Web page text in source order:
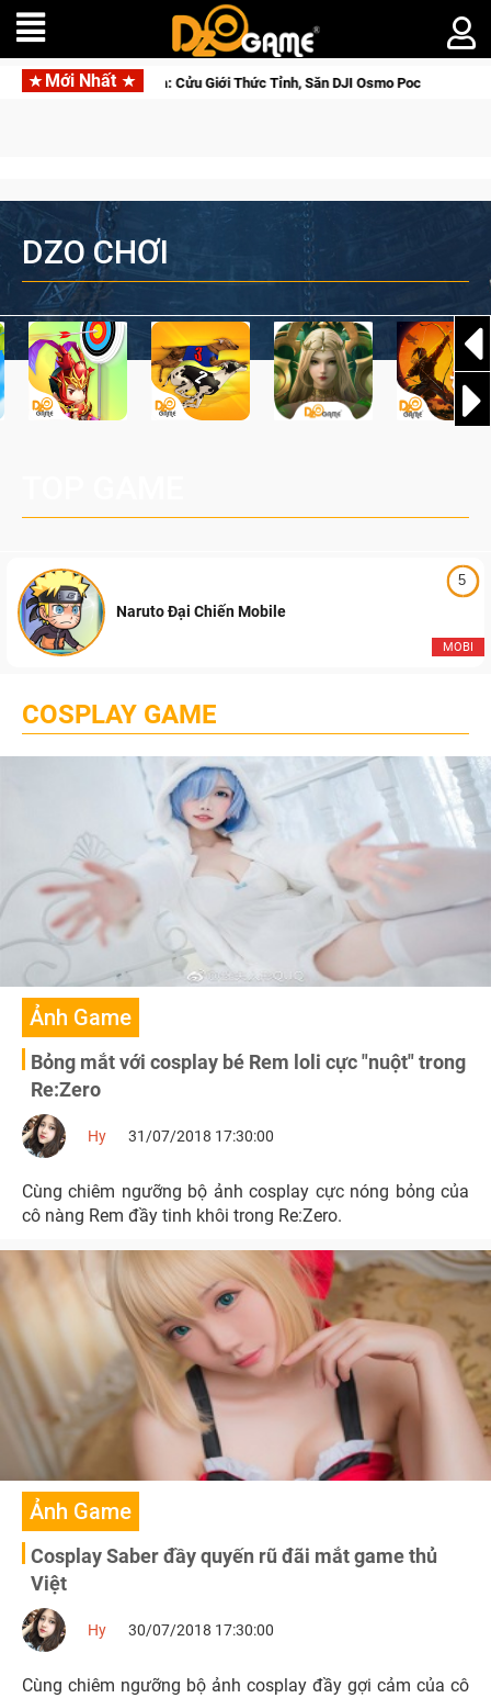
Mới Nhất
Ngay Hôm Nay Lineage W – Quyền lực và tài phú sẽ về tay
DZO CHƠI
5
MOBI
Naruto Đại Chiến Mobile
COSPLAY GAME
Ảnh Game
Bỏng mắt với cosplay bé Rem loli cực "nuột" trong
Re:Zero
Hy 31/07/2018 17:30:00
Cùng chiêm ngưỡng bộ ảnh cosplay cực nóng bỏng của
cô nàng Rem đầy tinh khôi trong Re:Zero.
Ảnh Game
Cosplay Saber đầy quyến rũ đãi mắt game thủ
Việt
Hy 30/07/2018 17:30:00
Cùng chiêm ngưỡng bộ ảnh cosplay đầy gợi cảm của cô